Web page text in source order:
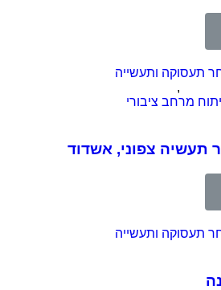
תעסוקה ותעשייה
,
מרחב ציבורי
תעשיה צפוני, אשדוד
תעסוקה ותעשייה